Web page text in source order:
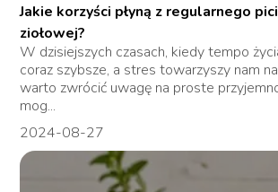
Jakie korzyści płyną z regularnego
ziołowej?
W dzisiejszych czasach, kiedy tempo
coraz szybsze, a stres towarzyszy nam
warto zwrócić uwagę na proste
mog...
2024-08-27